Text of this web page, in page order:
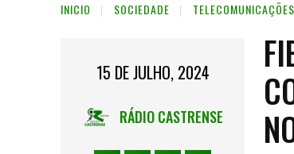
INICIO SOCIEDADE TELECOMUNICAÇÕES
15 DE JULHO, 2024
RÁDIO CASTRENSE